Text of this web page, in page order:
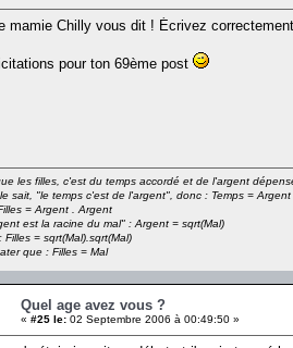
mamie Chilly vous dit ! Écrivez
pour ton 69ème post
les filles, c'est du temps accordé et de l'argent
sait, "le temps c'est de l'argent", donc : Temps = Argent
= Argent . Argent
est la racine du mal" : Argent = sqrt(Mal)
= sqrt(Mal).sqrt(Mal)
que : Filles = Mal
Quel age avez vous ?
« #25 le: 02 Septembre 2006 à 00:49:50 »